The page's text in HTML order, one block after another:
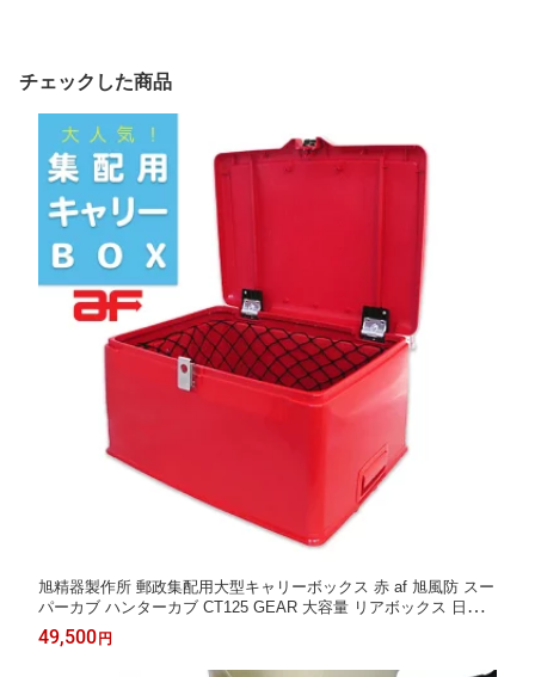
チェックした商品
旭精器製作所 郵政集配用大型キャリーボックス 赤 af 旭風防 スー
パーカブ ハンターカブ CT125 GEAR 大容量 リアボックス 日本
製
49,500 円